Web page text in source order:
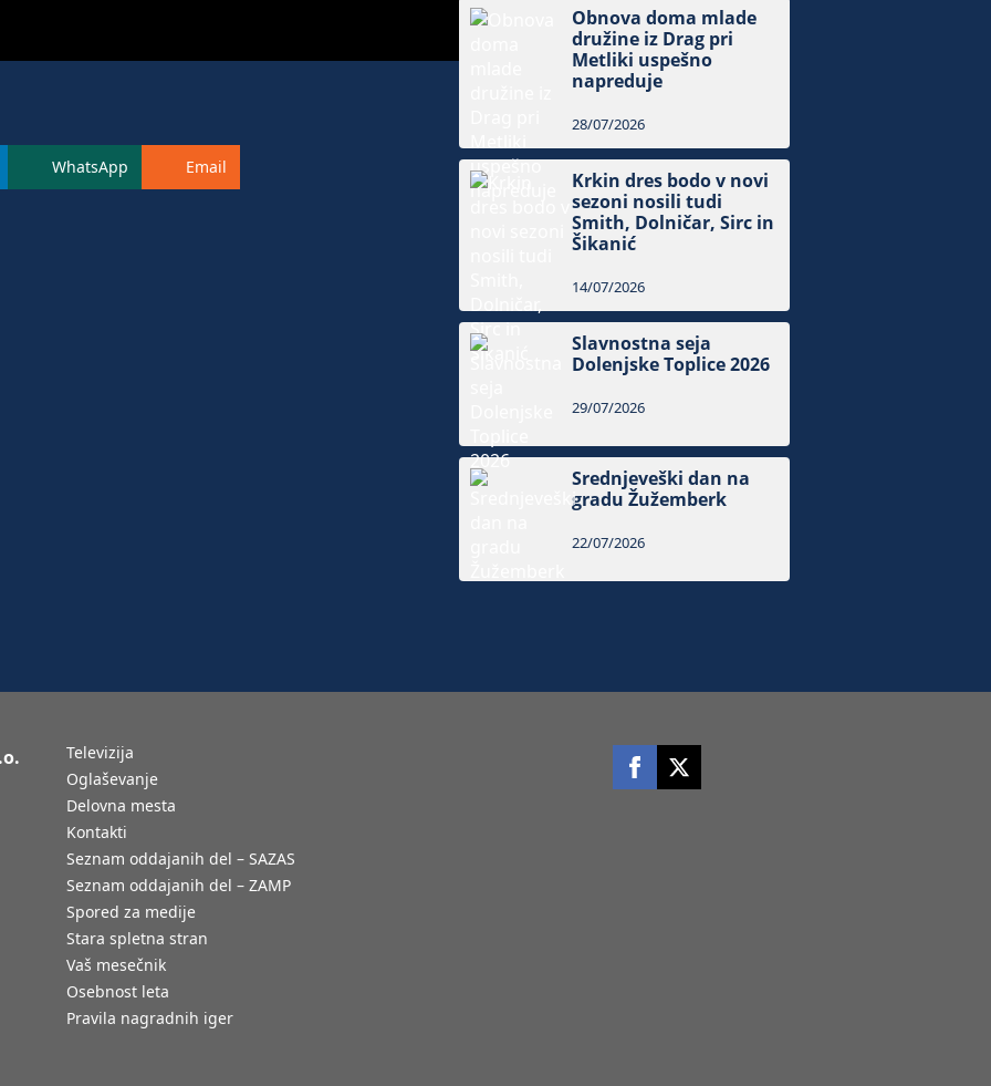
WhatsApp Email
Obnova doma mlade
družine iz Drag pri
Metliki uspešno
napreduje
28/07/2026
Krkin dres bodo v novi
sezoni nosili tudi
Smith, Dolničar, Sirc in
Šikanić
14/07/2026
Slavnostna seja
Dolenjske Toplice 2026
29/07/2026
Srednjeveški dan na
gradu Žužemberk
22/07/2026
Televizija
Oglaševanje
Delovna mesta
Kontakti
Seznam oddajanih del – SAZAS
Seznam oddajanih del – ZAMP
Spored za medije
Stara spletna stran
Vaš mesečnik
Osebnost leta
Pravila nagradnih iger